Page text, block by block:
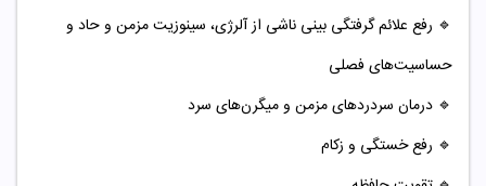
🔹 رفع علائم گرفتگی بینی ناشی از آلرژی، سینوزیت مزمن و حاد و
حساسیت‌های فصلی
🔹 درمان سردردهای مزمن و میگرن‌های سرد
🔹 رفع خستگی و زکام